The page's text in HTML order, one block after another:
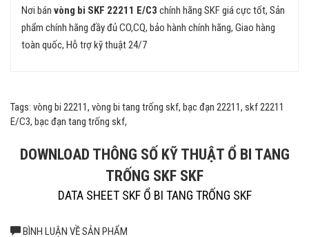
Nơi bán vòng bi SKF 22211 E/C3 chính hãng SKF giá cực tốt, Sản
phẩm chính hãng đầy đủ CO,CQ, bảo hành chính hãng, Giao hàng
toàn quốc, Hỗ trợ kỹ thuật 24/7
Tags: vòng bi 22211, vòng bi tang trống skf, bạc đạn 22211, skf 22211
E/C3, bạc đạn tang trống skf,
DOWNLOAD THÔNG SỐ KỸ THUẬT Ổ BI TANG
TRỐNG SKF SKF
DATA SHEET SKF Ổ BI TANG TRỐNG SKF
BÌNH LUẬN VỀ SẢN PHẨM